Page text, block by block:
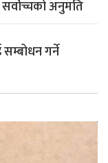
अनुमति
गर्ने